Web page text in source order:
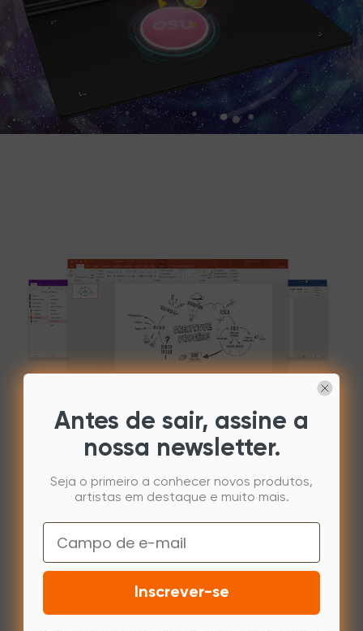
Antes de sair, assine a
nossa newsletter.
Seja o primeiro a conhecer novos produtos,
artistas em destaque e muito mais.
Email
Inscrever-se